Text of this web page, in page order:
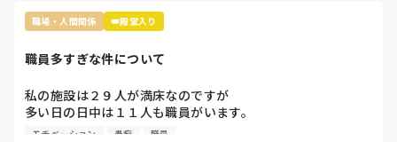
種の件で電話があったり、同じ所から別担当者からの電話が同
日以後あったりで、非常に迷惑なのが、事務所や管理者経験者
スト、とは思えませんけど…
職場・人間関係 👑殿堂入り
職員多すぎな件について
私の施設は２９人が満床なのですが
多い日の日中は１１人も職員がいます。
なので暇すぎて仕事内容がないです。
モチベーション 愚痴 職員